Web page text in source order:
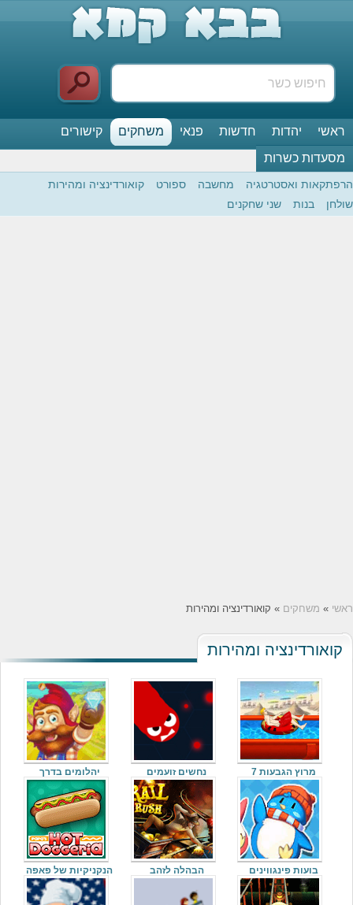
ראשי יהדות חדשות פנאי משחקים
קישורים
מסעדות כשרות
הרפתקאות ואסטרטגיה מחשבה ספורט
קואורדינציה ומהירות
שולחן
בנות שני שחקנים
ראשי » משחקים » קואורדינציה ומהירות
קואורדינציה ומהירות
מרוץ הגבעות 7 נחשים זועמים יהלומים בדרך
בועות פינגווינים הבהלה לזהב הנקניקיות של פאפה